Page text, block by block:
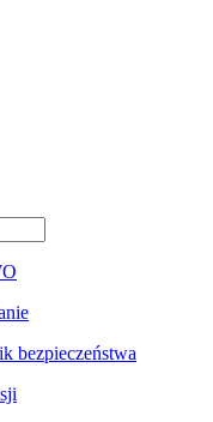
bezpieczeństwa